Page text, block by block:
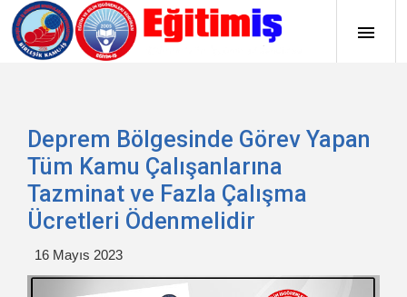
Deprem Bölgesinde Görev Yapan
Tüm Kamu Çalışanlarına
Tazminat ve Fazla Çalışma
Ücretleri Ödenmelidir
16 Mayıs 2023